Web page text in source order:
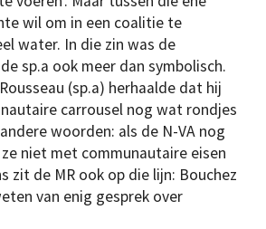
wil om in een coalitie te
water. In die zin was de
sp.a ook meer dan symbolisch.
(sp.a) herhaalde dat hij
carrousel nog wat rondjes
woorden: als de N-VA nog
niet met communautaire eisen
zit de MR ook op die lijn: Bouchez
van enig gesprek over